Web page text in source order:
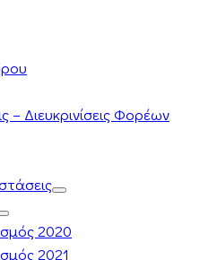
– Διευκρινίσεις Φορέων
2020
2021